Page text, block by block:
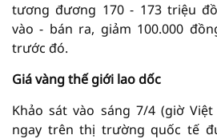
tương đương 170 - 173 triệu
vào - bán ra, giảm 100.000
trước đó.
Giá vàng thế giới lao dốc
Khảo sát vào sáng 7/4 (giờ
ngay trên thị trường quốc tế